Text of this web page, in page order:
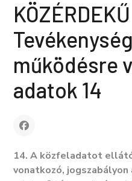
működésre
adatok 14
14. A közfeladatot
vonatkozó,